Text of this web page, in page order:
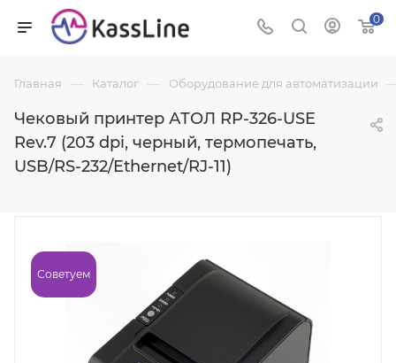
0
Главная — Каталог — Оборудование для автоматизации
Чековый принтер АТОЛ RP-326-USE
Rev.7 (203 dpi, черный, термопечать,
USB/RS-232/Ethernet/RJ-11)
Советуем